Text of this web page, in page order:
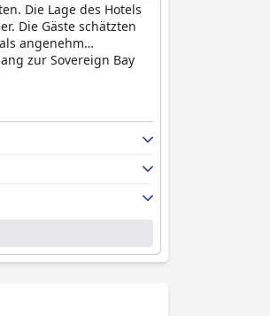
Die Lage des Hotels
Die Gäste schätzten
angenehm
zur Sovereign Bay